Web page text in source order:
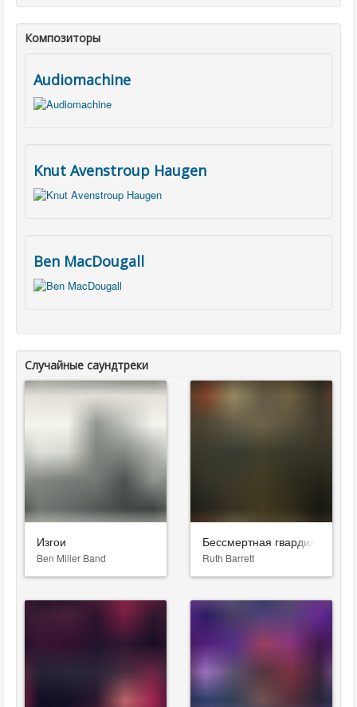
Композиторы
Audiomachine
Knut Avenstroup Haugen
Ben MacDougall
Случайные саундтреки
Изгои
Ben Miller Band
Бессмертная гвардия 2
Ruth Barrett